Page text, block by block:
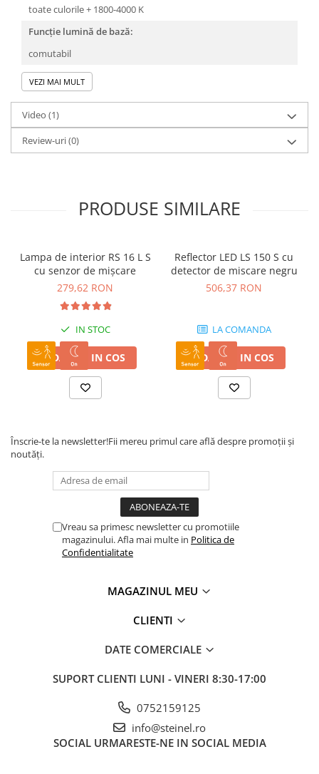
toate culorile + 1800-4000 K
Funcție lumină de bază:
comutabil
VEZI MAI MULT
Video (1)
Review-uri(0)
PRODUSE SIMILARE
Lampa de interior RS 16 L S
cu senzor de mișcare
279,62 RON
IN STOC
ADAUGA IN COS
Reflector LED LS 150 S cu
detector de miscare negru
506,37 RON
LA COMANDA
ADAUGA IN COS
Înscrie-te la newsletter!Fii mereu primul care află despre promoții și
noutăți.
Vreau sa primesc newsletter cu promotiile
magazinului. Afla mai multe in Politica de
Confidentialitate
MAGAZINUL MEU
CLIENTI
DATE COMERCIALE
SUPORT CLIENTI LUNI - VINERI 8:30-17:00
0752159125
info@steinel.ro
SOCIAL URMARESTE-NE IN SOCIAL MEDIA